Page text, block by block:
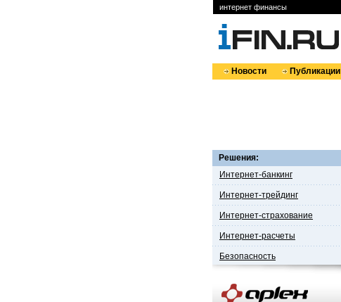
интернет финансы
Новости Публикации
Решения:
Интернет-банкинг
Интернет-трейдинг
Интернет-страхование
Интернет-расчеты
Безопасность